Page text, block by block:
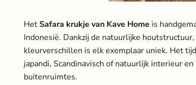
HetSafara krukje van Kave Home is
Indonesië. Dankzij de natuurlijke
kleurverschillen is elk exemplaar uniek. Het
japandi, Scandinavisch of natuurlijk interieur
buitenruimtes.